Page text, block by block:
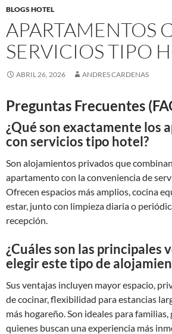
BLOGS HOTEL
APARTAMENTOS
SERVICIOS TIPO
ABRIL 26, 2026 ANDRES CARDENAS
Preguntas Frecuentes
¿Qué son exactamente los
con servicios tipo hotel?
Son alojamientos privados que
apartamento con la conveniencia de
Ofrecen espacios más amplios, cocina
estar, junto con limpieza diaria o
recepción.
¿Cuáles son las principales
elegir este tipo de
Sus ventajas incluyen mayor espacio,
de cocinar, flexibilidad para estancias
más hogareño. Son ideales para
quienes buscan una experiencia más